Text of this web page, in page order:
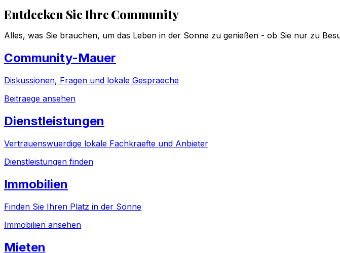
Entdecken Sie Ihre Community
Alles, was Sie brauchen, um das Leben in der Sonne zu genießen - ob Sie nur zu
Community-Mauer
Diskussionen, Fragen und lokale Gespraeche
Beitraege ansehen
Dienstleistungen
Vertrauenswuerdige lokale Fachkraefte und Anbieter
Dienstleistungen finden
Immobilien
Finden Sie Ihren Platz in der Sonne
Immobilien ansehen
Mieten